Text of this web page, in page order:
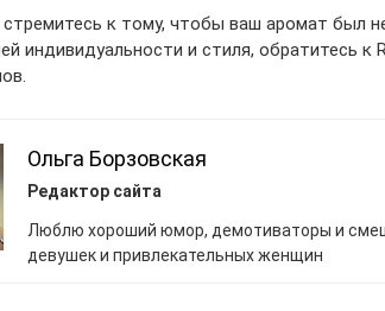
к тому, чтобы ваш аромат был
индивидуальности и стиля, обратитесь к
Ольга Борзовская
Редактор сайта
Люблю хороший юмор, демотиваторы и
девушек и привлекательных женщин